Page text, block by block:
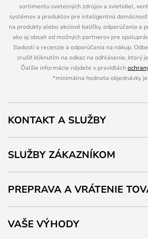
sortimentu svetelných zdrojov a svietidiel,
systémov a produktov pre inteligentnú
na produkty alebo akciové balíčky, odporúčania a
ako aj obsah od možných partnerov pre
žiadosti o recenzie a odporúčania na nákup.
zrušiť kliknutím na odkaz na odhlásenie, ktorý
Ďalšie informácie nájdete v pravidlách
*minimálna hodnota objednávky je
KONTAKT A SLUŽBY
SLUŽBY ZÁKAZNÍKOM
PREPRAVA A VRÁTENIE
VAŠE VÝHODY